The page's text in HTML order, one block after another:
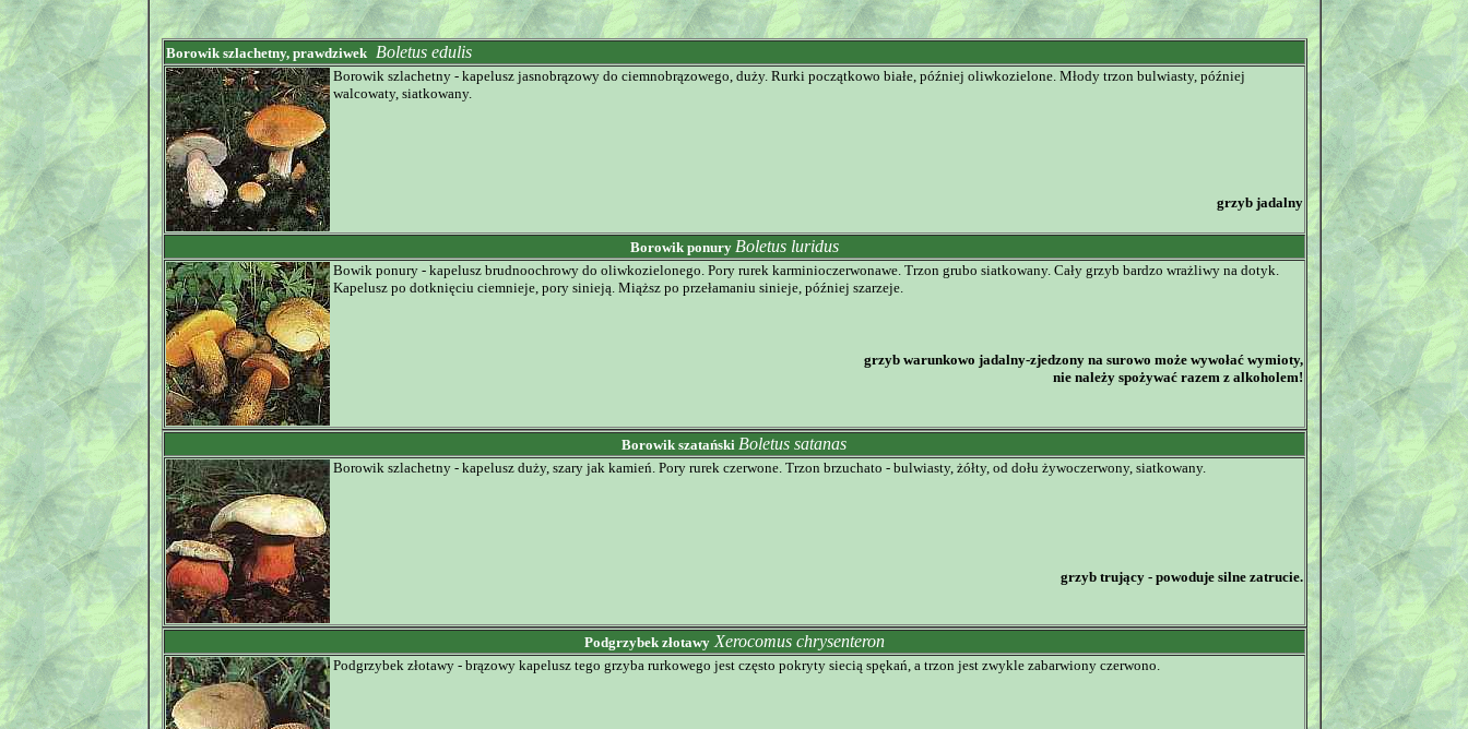
Borowik szlachetny, prawdziwekBoletus edulis
Borowik szlachetny - kapelusz jasnobrązowy do ciemnobrązowego, duży. Rurki początkowo białe, później oliwkozielone. Młody trzon bulwiasty, później
walcowaty, siatkowany.
grzyb jadalny
Borowik ponury Boletus luridus
Bowik ponury - kapelusz brudnoochrowy do oliwkozielonego. Pory rurek karminioczerwonawe. Trzon grubo siatkowany. Cały grzyb bardzo wrażliwy na dotyk.
Kapelusz po dotknięciu ciemnieje, pory sinieją. Miąższ po przełamaniu sinieje, później szarzeje.
grzyb warunkowo jadalny-zjedzony na surowo może wywołać wymioty,
nie należy spożywać razem z alkoholem!
Borowik szatański Boletus satanas
Borowik szlachetny - kapelusz duży, szary jak kamień. Pory rurek czerwone. Trzon brzuchato - bulwiasty, żółty, od dołu żywoczerwony, siatkowany.
grzyb trujący - powoduje silne zatrucie.
Podgrzybek złotawy Xerocomus chrysenteron
Podgrzybek złotawy - brązowy kapelusz tego grzyba rurkowego jest często pokryty siecią spękań, a trzon jest zwykle zabarwiony czerwono.